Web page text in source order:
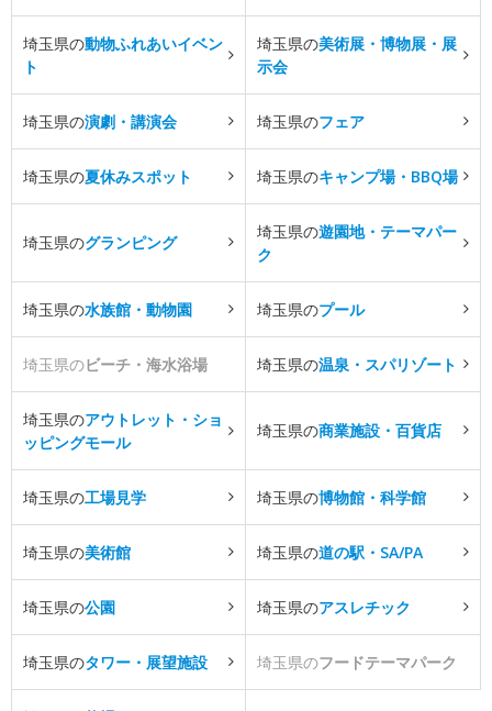
埼玉県の動物ふれあいイベン
ト
埼玉県の美術展・博物展・展
示会
埼玉県の演劇・講演会 埼玉県のフェア
埼玉県の夏休みスポット 埼玉県のキャンプ場・BBQ場
埼玉県のグランピング
埼玉県の遊園地・テーマパー
ク
埼玉県の水族館・動物園 埼玉県のプール
埼玉県のビーチ・海水浴場 埼玉県の温泉・スパリゾート
埼玉県のアウトレット・ショ
ッピングモール
埼玉県の商業施設・百貨店
埼玉県の工場見学 埼玉県の博物館・科学館
埼玉県の美術館 埼玉県の道の駅・SA/PA
埼玉県の公園 埼玉県のアスレチック
埼玉県のタワー・展望施設 埼玉県のフードテーマパーク